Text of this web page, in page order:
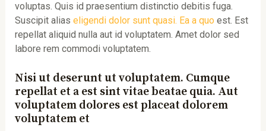
voluptas. Quis id praesentium distinctio debitis fuga.
Suscipit alias eligendi dolor sunt quasi. Ea a quo est. Est
repellat aliquid nulla aut id voluptatem. Amet dolor sed
labore rem commodi voluptatem.
Nisi ut deserunt ut voluptatem. Cumque
repellat et a est sint vitae beatae quia. Aut
voluptatem dolores est placeat dolorem
voluptatem et